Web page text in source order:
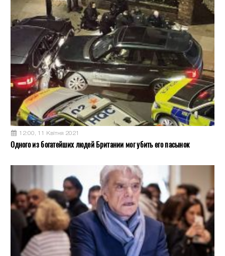
12:00, 11 Квітня 2021
Одного из богатейших людей Британии мог убить его пасынок